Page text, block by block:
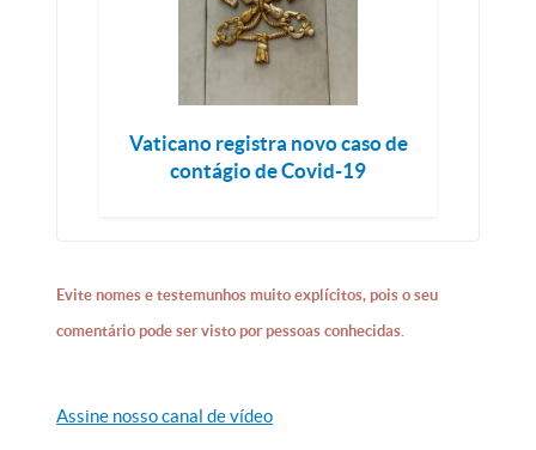
Vaticano registra novo caso de
contágio de Covid-19
Evite nomes e testemunhos muito explícitos, pois o seu
comentário pode ser visto por pessoas conhecidas.
Assine nosso canal de vídeo